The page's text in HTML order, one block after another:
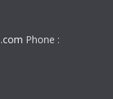
Phone :